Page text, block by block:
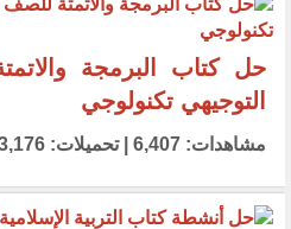
حل كتاب البرمجة
التوجيهي تكنولوجي
مشاهدات: 6,407 | تحميلات: 3,176 | 13/03/2019 05:07 am